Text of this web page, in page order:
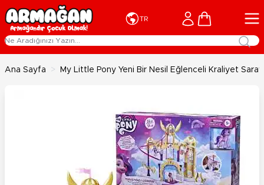
İçeriğe geç
TR Cart
Ana Sayfa > My Little Pony Yeni Bir Nesil Eğlenceli Kraliyet